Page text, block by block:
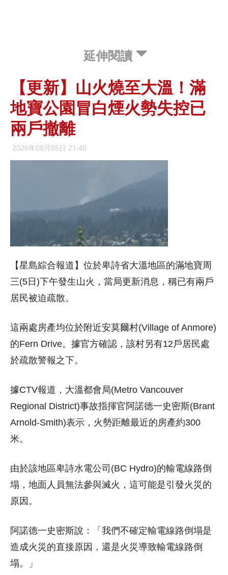
延伸閱讀
【更新】山火燒至大溫！滿
地寶公園冒白煙火勢失控已
兩戶撤離
2026年08月05日 21:40
【星島綜合報道】位於卑詩省大溫地區的滿地寶周
三(5日)下午發生山火，當局更新消息，稱已有兩戶
居民被迫疏散。
這兩處房產均位於附近安莫爾村(Village of Anmore)
的Fern Drive。據官方確認，該村另有12戶居民處
於疏散警報之下。
據CTV報道，大溫都會局(Metro Vancouver
Regional District)事故指揮官阿諾德一史密斯(Brant
Arnold-Smith)表示，火勢距離最近的房產約300
米。
由於該地區卑詩水電公司(BC Hydro)的輸電線路倒
塌，地面人員無法參與滅火，這可能是引發火災的
原因。
阿諾德一史密斯說：「我們不確定輸電線路倒塌是
造成火災的直接原因，還是火災導致輸電線路倒
塌。」